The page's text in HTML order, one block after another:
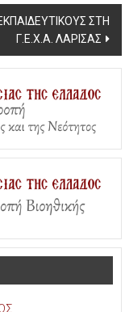
ΣΤΗ
Γ.Ε.Χ.Α. ΛΑΡΙΣΑΣ